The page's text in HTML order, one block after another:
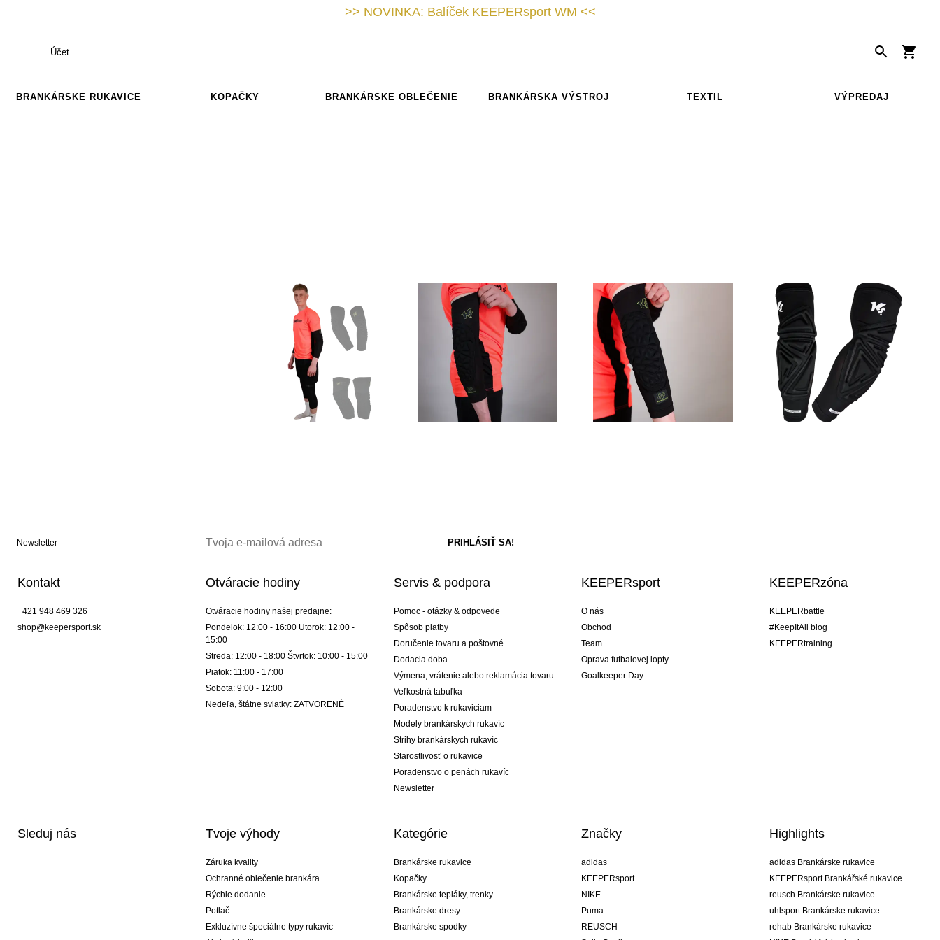
>> NOVINKA: Balíček KEEPERsport WM <<
Účet
BRANKÁRSKE RUKAVICE KOPAČKY BRANKÁRSKE OBLEČENIE BRANKÁRSKA VÝSTROJ TEXTIL VÝPREDAJ
Newsletter
Kontakt
+421 948 469 326
shop@keepersport.sk
Otváracie hodiny
Otváracie hodiny našej predajne:
Pondelok: 12:00 - 16:00 Utorok: 12:00 -
15:00
Streda: 12:00 - 18:00 Štvrtok: 10:00 - 15:00
Piatok: 11:00 - 17:00
Sobota: 9:00 - 12:00
Nedeľa, štátne sviatky: ZATVORENÉ
Servis & podpora
Pomoc - otázky & odpovede
Spôsob platby
Doručenie tovaru a poštovné
Dodacia doba
Výmena, vrátenie alebo reklamácia tovaru
Veľkostná tabuľka
Poradenstvo k rukaviciam
Modely brankárskych rukavíc
Strihy brankárskych rukavíc
Starostlivosť o rukavice
Poradenstvo o penách rukavíc
Newsletter
KEEPERsport
O nás
Obchod
Team
Oprava futbalovej lopty
Goalkeeper Day
KEEPERzóna
KEEPERbattle
#KeepItAll blog
KEEPERtraining
Sleduj nás Tvoje výhody
Záruka kvality
Ochranné oblečenie brankára
Rýchle dodanie
Potlač
Exkluzívne špeciálne typy rukavíc
Kategórie
Brankárske rukavice
Kopačky
Brankárske tepláky, trenky
Brankárske dresy
Brankárske spodky
Značky
adidas
KEEPERsport
NIKE
Puma
REUSCH
Highlights
adidas Brankárske rukavice
KEEPERsport Brankářské rukavice
reusch Brankárske rukavice
uhlsport Brankárske rukavice
rehab Brankárske rukavice